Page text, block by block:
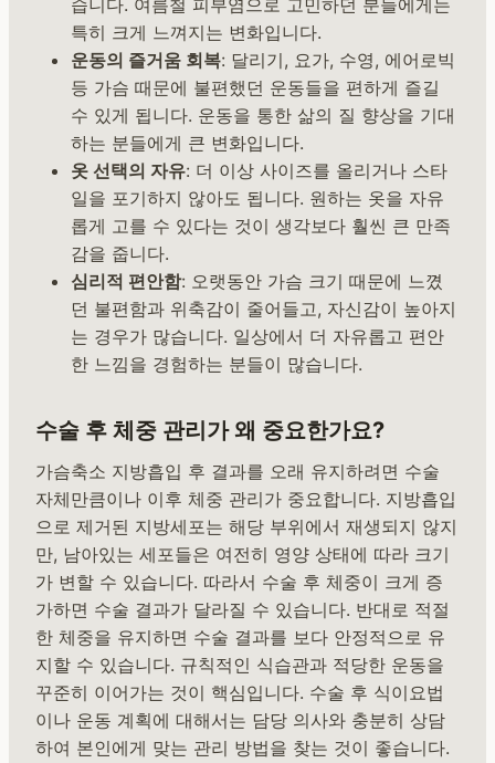
특히 크게 느껴지는 변화입니다.
운동의 즐거움 회복: 달리기, 요가, 수영, 에어로빅
등 가슴 때문에 불편했던 운동들을 편하게 즐길
수 있게 됩니다. 운동을 통한 삶의 질 향상을 기대
하는 분들에게 큰 변화입니다.
옷 선택의 자유: 더 이상 사이즈를 올리거나 스타
일을 포기하지 않아도 됩니다. 원하는 옷을 자유
롭게 고를 수 있다는 것이 생각보다 훨씬 큰 만족
감을 줍니다.
심리적 편안함: 오랫동안 가슴 크기 때문에 느꼈
던 불편함과 위축감이 줄어들고, 자신감이 높아지
는 경우가 많습니다. 일상에서 더 자유롭고 편안
한 느낌을 경험하는 분들이 많습니다.
수술 후 체중 관리가 왜 중요한가요?
가슴축소 지방흡입 후 결과를 오래 유지하려면 수술
자체만큼이나 이후 체중 관리가 중요합니다. 지방흡입
으로 제거된 지방세포는 해당 부위에서 재생되지 않지
만, 남아있는 세포들은 여전히 영양 상태에 따라 크기
가 변할 수 있습니다. 따라서 수술 후 체중이 크게 증
가하면 수술 결과가 달라질 수 있습니다. 반대로 적절
한 체중을 유지하면 수술 결과를 보다 안정적으로 유
지할 수 있습니다. 규칙적인 식습관과 적당한 운동을
꾸준히 이어가는 것이 핵심입니다. 수술 후 식이요법
이나 운동 계획에 대해서는 담당 의사와 충분히 상담
하여 본인에게 맞는 관리 방법을 찾는 것이 좋습니다.